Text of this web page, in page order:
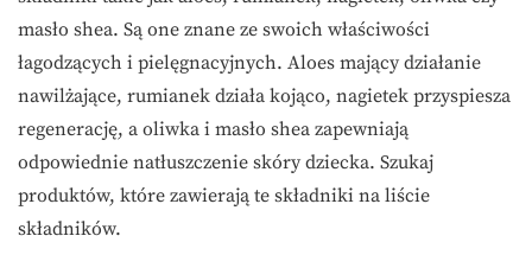
masło shea. Są one znane ze swoich właściwości
łagodzących i pielęgnacyjnych. Aloes mający działanie
nawilżające, rumianek działa kojąco, nagietek przyspiesza
regenerację, a oliwka i masło shea zapewniają
odpowiednie natłuszczenie skóry dziecka. Szukaj
produktów, które zawierają te składniki na liście
składników.